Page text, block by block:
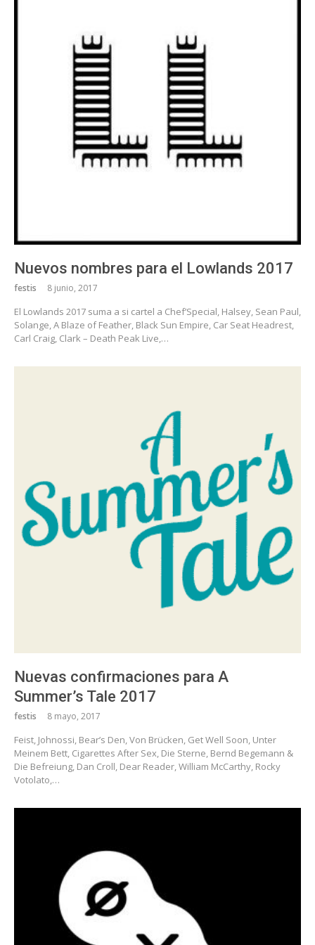
Nuevos nombres para el Lowlands 2017
festis 8 junio, 2017
El Lowlands 2017 suma a si cartel a Chef’Special, Halsey, Sean Paul,
Solange, A Blaze of Feather, Black Sun Empire, Car Seat Headrest,
Carl Craig, Clark – Death Peak Live,…
Nuevas confirmaciones para A
Summer’s Tale 2017
festis 8 mayo, 2017
Feist, Johnossi, Bear’s Den, Von Brücken, Get Well Soon, Unter
Meinem Bett, Cigarettes After Sex, Die Sterne, Bernd Begemann &
Die Befreiung, Dan Croll, Dear Reader, William McCarthy, Rocky
Votolato,…